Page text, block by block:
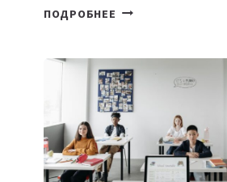
ПОДРОБНЕЕ ОТКРЫТ
DEAL
VELOCITY
BY
MOST
—
МЕЖДУНАРОДНУЮ